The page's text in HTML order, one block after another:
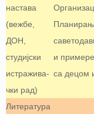
настава
(вежбе,
ДОН,
студијски
истражива-
чки рад)
и
са децом
Литература